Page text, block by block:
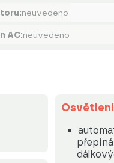
neuvedeno
AC:neuvedeno
Osvětlení